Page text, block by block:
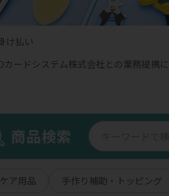
商品検索
ケア用品 手作り補助・トッピング